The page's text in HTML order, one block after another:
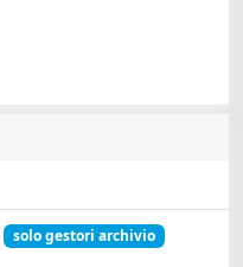
solo gestori archivio